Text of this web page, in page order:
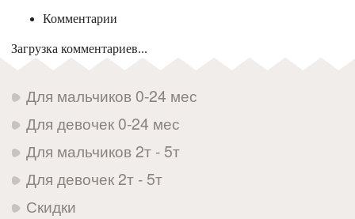
Комментарии
Загрузка комментариев...
Для мальчиков 0-24 мес
Для девочек 0-24 мес
Для мальчиков 2т - 5т
Для девочек 2т - 5т
Скидки